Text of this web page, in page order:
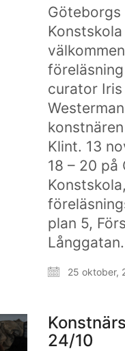
Göteborgs
curator
Klint. 13
18 – 20 på
Konstskola,
plan 5,
25 oktober,
24/10